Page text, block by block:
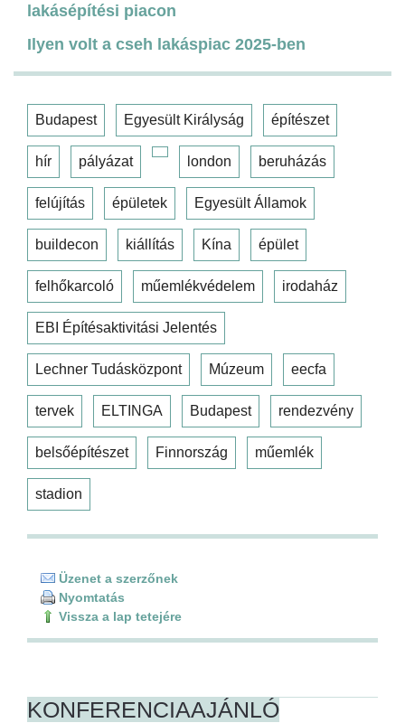
lakásépítési piacon
Ilyen volt a cseh lakáspiac 2025-ben
Budapest Egyesült Királyság építészet
hír pályázat london beruházás
felújítás épületek Egyesült Államok
buildecon kiállítás Kína épület
felhőkarcoló műemlékvédelem irodaház
EBI Építésaktivitási Jelentés
Lechner Tudásközpont Múzeum eecfa
tervek ELTINGA Budapest rendezvény
belsőépítészet Finnország műemlék
stadion
Üzenet a szerzőnek
Nyomtatás
Vissza a lap tetejére
KONFERENCIAAJÁNLÓ